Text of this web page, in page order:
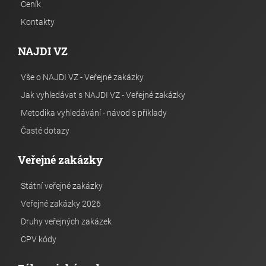
Ceník
Kontakty
NAJDI VZ
Vše o NAJDI VZ - Veřejné zakázky
Jak vyhledávat s NAJDI VZ - Veřejné zakázky
Metodika vyhledávání - návod s příklady
Časté dotazy
Veřejné zakázky
Státní veřejné zakázky
Veřejné zakázky 2026
Druhy veřejných zakázek
CPV kódy